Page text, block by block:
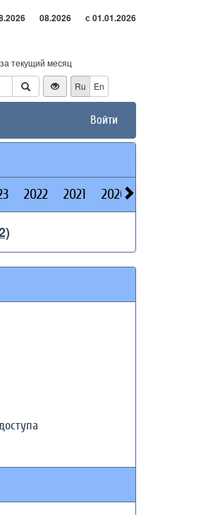
08.2026 с 01.01.2026
текущий месяц
Ru
En
Войти
2022 2021 2020